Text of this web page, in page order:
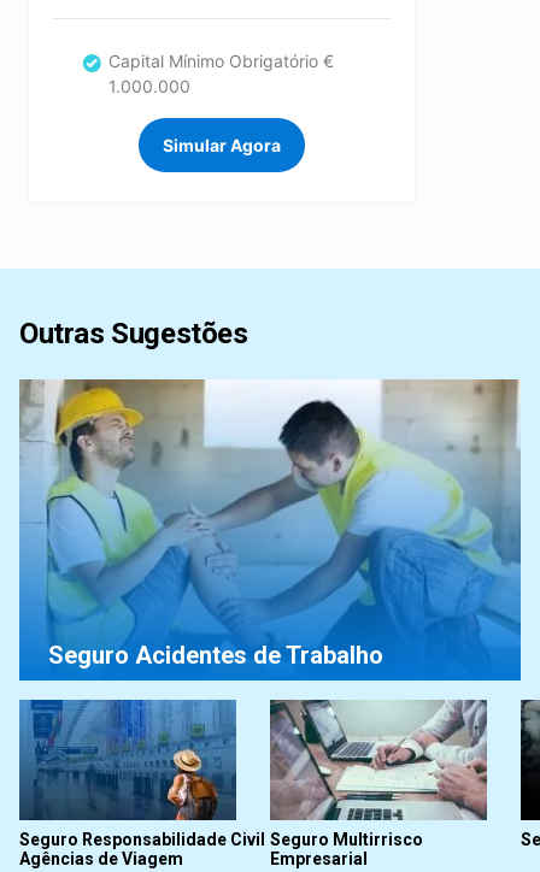
Capital Mínimo Obrigatório €
1.000.000
Simular Agora
Outras Sugestões
Seguro Acidentes de Trabalho
Seguro Responsabilidade Civil
Agências de Viagem
Seguro Multirrisco
Empresarial